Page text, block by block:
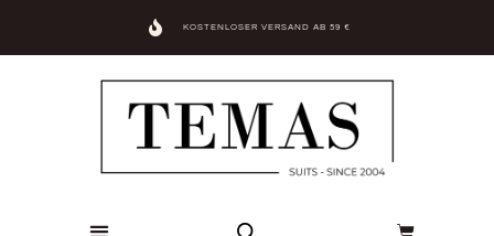
KOSTENLOSER VERSAND AB 59 €